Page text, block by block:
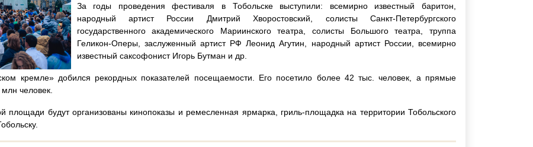
За годы проведения фестиваля в Тобольске выступили: всемирно известный баритон,
народный артист России Дмитрий Хворостовский, солисты Санкт-Петербургского
государственного академического Мариинского театра, солисты Большого театра, труппа
Геликон-Оперы, заслуженный артист РФ Леонид Агутин, народный артист России, всемирно
известный саксофонист Игорь Бутман и др.
кремле» добился рекордных показателей посещаемости. Его посетило более 42 тыс. человек, а прямые
человек.
будут организованы кинопоказы и ремесленная ярмарка, гриль-площадка на территории Тобольского